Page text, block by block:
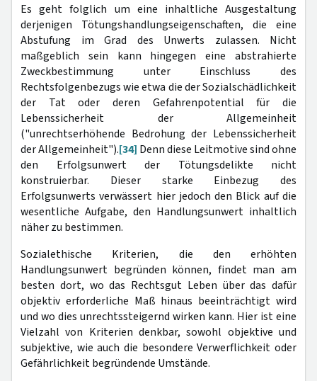
Es geht folglich um eine inhaltliche Ausgestaltung
derjenigen Tötungshandlungseigenschaften, die eine
Abstufung im Grad des Unwerts zulassen. Nicht
maßgeblich sein kann hingegen eine abstrahierte
Zweckbestimmung unter Einschluss des
Rechtsfolgenbezugs wie etwa die der Sozialschädlichkeit
der Tat oder deren Gefahrenpotential für die
Lebenssicherheit der Allgemeinheit
("unrechtserhöhende Bedrohung der Lebenssicherheit
der Allgemeinheit").[34] Denn diese Leitmotive sind ohne
den Erfolgsunwert der Tötungsdelikte nicht
konstruierbar. Dieser starke Einbezug des
Erfolgsunwerts verwässert hier jedoch den Blick auf die
wesentliche Aufgabe, den Handlungsunwert inhaltlich
näher zu bestimmen.
Sozialethische Kriterien, die den erhöhten
Handlungsunwert begründen können, findet man am
besten dort, wo das Rechtsgut Leben über das dafür
objektiv erforderliche Maß hinaus beeinträchtigt wird
und wo dies unrechtssteigernd wirken kann. Hier ist eine
Vielzahl von Kriterien denkbar, sowohl objektive und
subjektive, wie auch die besondere Verwerflichkeit oder
Gefährlichkeit begründende Umstände.